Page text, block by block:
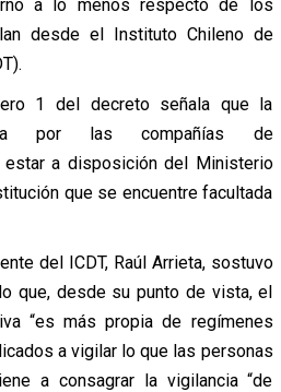
a lo menos respecto de los
desde el Instituto Chileno de
1 del decreto señala que la
por las compañías de
estar a disposición del Ministerio
que se encuentre facultada
del ICDT, Raúl Arrieta, sostuvo
que, desde su punto de vista, el
“es más propia de regímenes
a vigilar lo que las personas
a consagrar la vigilancia “de